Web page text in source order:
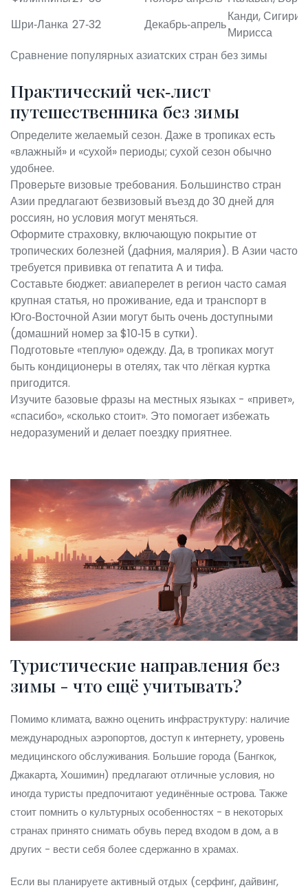
Сравнение популярных азиатских стран без зимы
Шри‑Ланка 27‑32 Декабрь‑апрель
Канди,
Мирисса
Практический чек‑лист
путешественника без зимы
Определите желаемый сезон. Даже в тропиках есть
«влажный» и «сухой» периоды; сухой сезон обычно
удобнее.
Проверьте визовые требования. Большинство стран
Азии предлагают безвизовый въезд до 30 дней для
россиян, но условия могут меняться.
Оформите страховку, включающую покрытие от
тропических болезней (дафния, малярия). В Азии часто
требуется прививка от гепатита A и тифа.
Составьте бюджет: авиаперелет в регион часто самая
крупная статья, но проживание, еда и транспорт в
Юго‑Восточной Азии могут быть очень доступными
(домашний номер за $10‑15 в сутки).
Подготовьте «теплую» одежду. Да, в тропиках могут
быть кондиционеры в отелях, так что лёгкая куртка
пригодится.
Изучите базовые фразы на местных языках - «привет»,
«спасибо», «сколько стоит». Это помогает избежать
недоразумений и делает поездку приятнее.
Туристические направления без
зимы - что ещё учитывать?
Помимо климата, важно оценить инфраструктуру: наличие
международных аэропортов, доступ к интернету, уровень
медицинского обслуживания. Большие города (Бангкок,
Джакарта, Хошимин) предлагают отличные условия, но
иногда туристы предпочитают уединённые острова. Также
стоит помнить о культурных особенностях - в некоторых
странах принято снимать обувь перед входом в дом, а в
других - вести себя более сдержанно в храмах.
Если вы планируете активный отдых (серфинг, дайвинг,